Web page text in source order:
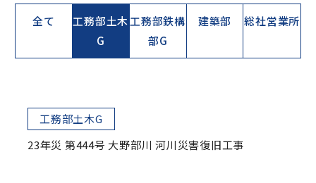
全て
工務部土木
G
工務部鉄構
部G
建築部 総社営業所
工務部土木G
23年災 第444号 大野部川 河川災害復旧工事